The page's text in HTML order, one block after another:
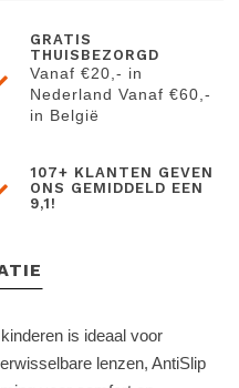
GRATIS
THUISBEZORGD
Vanaf €20,- in
Nederland Vanaf €60,-
in België
107+ KLANTEN GEVEN
ONS GEMIDDELD EEN
9,1!
is ideaal voor
lenzen, AntiSlip